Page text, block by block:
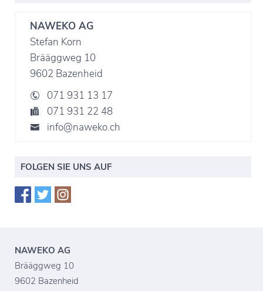
NAWEKO AG
Stefan Korn
Brääggweg 10
9602 Bazenheid
071 931 13 17
071 931 22 48
info@naweko.ch
FOLGEN SIE UNS AUF
NAWEKO AG
Brääggweg 10
9602 Bazenheid